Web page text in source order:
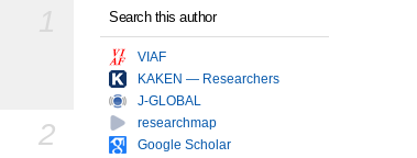
2
Search this author
VIAF
KAKEN — Researchers
J-GLOBAL
researchmap
Google Scholar